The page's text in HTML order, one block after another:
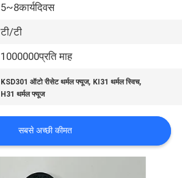
5~8कार्यदिवस
टी/टी
1000000प्रति माह
KSD301 ऑटो रीसेट थर्मल फ्यूज, KI31 थर्मल स्विच,
H31 थर्मल फ्यूज
सबसे अच्छी कीमत